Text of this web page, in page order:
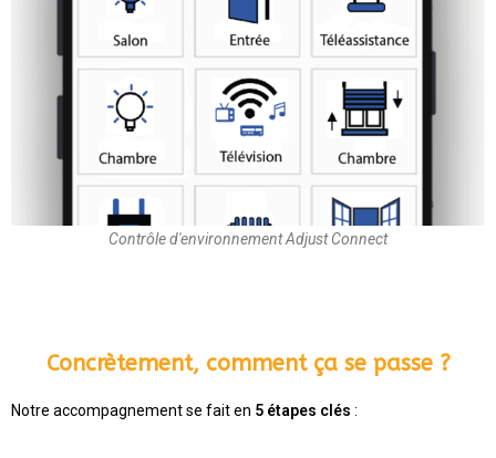
Contrôle d'environnement Adjust Connect
Concrètement, comment ça se passe ?
Notre accompagnement se fait en 5 étapes clés :